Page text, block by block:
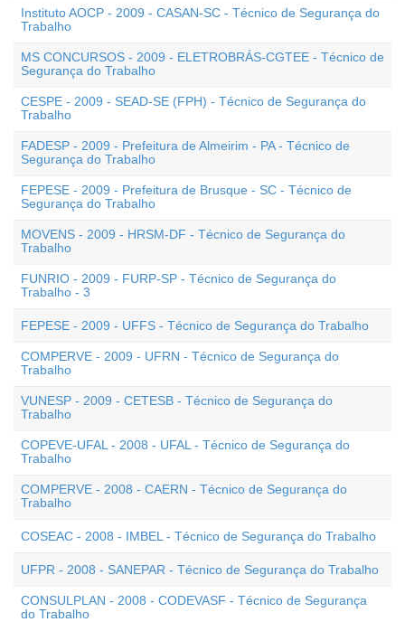
Instituto AOCP - 2009 - CASAN-SC - Técnico de Segurança do
Trabalho
MS CONCURSOS - 2009 - ELETROBRÁS-CGTEE - Técnico de
Segurança do Trabalho
CESPE - 2009 - SEAD-SE (FPH) - Técnico de Segurança do
Trabalho
FADESP - 2009 - Prefeitura de Almeirim - PA - Técnico de
Segurança do Trabalho
FEPESE - 2009 - Prefeitura de Brusque - SC - Técnico de
Segurança do Trabalho
MOVENS - 2009 - HRSM-DF - Técnico de Segurança do
Trabalho
FUNRIO - 2009 - FURP-SP - Técnico de Segurança do
Trabalho - 3
FEPESE - 2009 - UFFS - Técnico de Segurança do Trabalho
COMPERVE - 2009 - UFRN - Técnico de Segurança do
Trabalho
VUNESP - 2009 - CETESB - Técnico de Segurança do
Trabalho
COPEVE-UFAL - 2008 - UFAL - Técnico de Segurança do
Trabalho
COMPERVE - 2008 - CAERN - Técnico de Segurança do
Trabalho
COSEAC - 2008 - IMBEL - Técnico de Segurança do Trabalho
UFPR - 2008 - SANEPAR - Técnico de Segurança do Trabalho
CONSULPLAN - 2008 - CODEVASF - Técnico de Segurança
do Trabalho